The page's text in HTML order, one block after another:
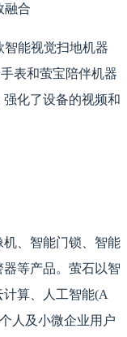
融合
能视觉扫地机器
表和萤宝陪伴机器
化了设备的视频和
、智能门锁、智能
等产品。萤石以智
算、人工智能(A
人及小微企业用户